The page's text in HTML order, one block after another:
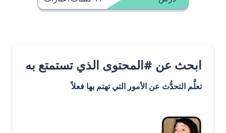
ابحث عن #المحتوى الذي تستمتع به
تعلَّم التحدُّث عن الأمور التي تهتم بها فعلاً